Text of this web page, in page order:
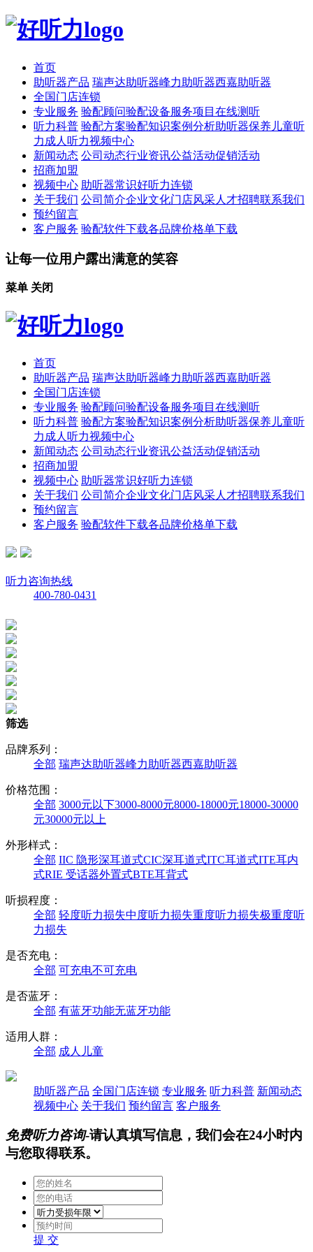
首页
助听器产品 瑞声达助听器峰力助听器西嘉助听器
全国门店连锁
专业服务 验配顾问验配设备服务项目 在线测听
听力科普 验配方案验配知识案例分析助听器保养 儿童听
力 成人听力视频中心
新闻动态 公司动态行业资讯公益活动促销活动
招商加盟
视频中心 助听器常识好听力连锁
关于我们 公司简介企业文化门店风采人才招聘联系我们
预约留言
客户服务 验配软件下载各品牌价格单下载
让每一位用户露出满意的笑容
菜单 关闭
首页
助听器产品 瑞声达助听器峰力助听器西嘉助听器
全国门店连锁
专业服务 验配顾问验配设备服务项目 在线测听
听力科普 验配方案验配知识案例分析助听器保养 儿童听
力 成人听力视频中心
新闻动态 公司动态行业资讯公益活动促销活动
招商加盟
视频中心 助听器常识好听力连锁
关于我们 公司简介企业文化门店风采人才招聘联系我们
预约留言
客户服务 验配软件下载各品牌价格单下载
听力咨询热线
400-780-0431
筛选
品牌系列：
全部 瑞声达助听器峰力助听器西嘉助听器
价格范围：
全部 3000元以下3000-8000元8000-18000元18000-30000
元30000元以上
外形样式：
全部 IIC 隐形深耳道式CIC深耳道式ITC耳道式ITE耳内
式RIE 受话器外置式BTE耳背式
听损程度：
全部 轻度听力损失中度听力损失重度听力损失极重度听
力损失
是否充电：
全部 可充电不可充电
是否蓝牙：
全部 有蓝牙功能无蓝牙功能
适用人群：
全部 成人 儿童
助听器产品 全国门店连锁 专业服务 听力科普 新闻动态
视频中心 关于我们 预约留言 客户服务
免费听力咨询-请认真填写信息，我们会在24小时内
与您取得联系。
提 交